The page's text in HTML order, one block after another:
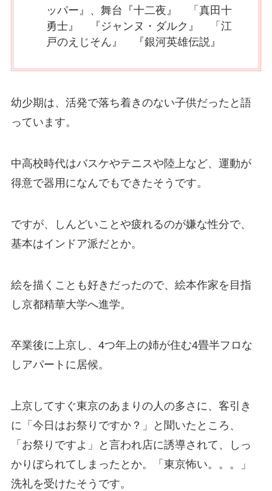
ッパー』、舞台『十二夜』 「真田十
勇士』 『ジャンヌ・ダルク』 「江
戸のえじそん』 『銀河英雄伝説』
幼少期は、活発で落ち着きのない子供だったと語
っています。
中高校時代はバスケやテニスや陸上など、運動が
得意で器用になんでもできたそうです。
ですが、しんどいことや疲れるのが嫌な性分で、
基本はインドア派だとか。
絵を描くことも好きだったので、絵本作家を目指
し京都精華大学へ進学。
卒業後に上京し、4つ年上の姉が住む4畳半フロな
しアパートに居候。
上京してすぐ東京のあまりの人の多さに、客引き
に「今日はお祭りですか？」と聞いたところ、
「お祭りですよ」と言われ店に誘導されて、しっ
かりぼられてしまったとか。「東京怖い。。。」
洗礼を受けたそうです。